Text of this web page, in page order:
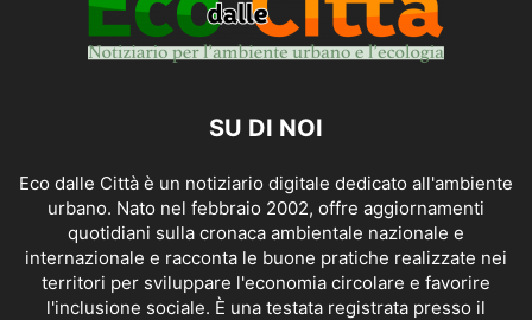
SU DI NOI
Eco dalle Città è un notiziario digitale dedicato all'ambiente
urbano. Nato nel febbraio 2002, offre aggiornamenti
quotidiani sulla cronaca ambientale nazionale e
internazionale e racconta le buone pratiche realizzate nei
territori per sviluppare l'economia circolare e favorire
l'inclusione sociale. È una testata registrata presso il